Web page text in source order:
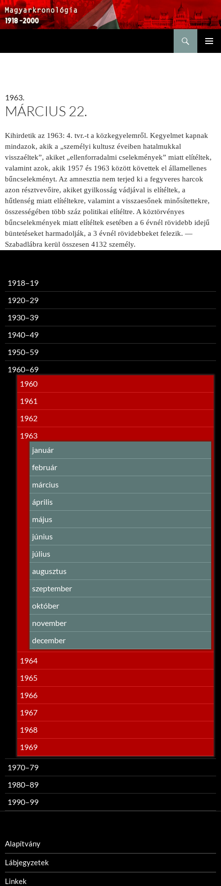
1963.
MÁRCIUS 22.
Kihirdetik az 1963: 4. tvr.-t a közkegyelemről. Kegyelmet kapnak
mindazok, akik a „személyi kultusz éveiben hatalmukkal
visszaéltek”, akiket „ellenforradalmi cselekmények” miatt elítéltek,
valamint azok, akik 1957 és 1963 között követtek el államellenes
bűncselekményt. Az amnesztia nem terjed ki a fegyveres harcok
azon résztvevőire, akiket gyilkosság vádjával is elítéltek, a
hűtlenség miatt elítéltekre, valamint a visszaesőnek minősítettekre,
összességében több száz politikai elítéltre. A köztörvényes
bűncselekmények miatt elítéltek esetében a 6 évnél rövidebb idejű
büntetéseket harmadolják, a 3 évnél rövidebbeket felezik. —
Szabadlábra kerül összesen 4132 személy.
1918–19
1920–29
1930–39
1940–49
1950–59
1960–69
1960
1961
1962
1963
január
február
március
április
május
június
július
augusztus
szeptember
október
november
december
1964
1965
1966
1967
1968
1969
1970–79
1980–89
1990–99
Alapítvány
Lábjegyzetek
Linkek